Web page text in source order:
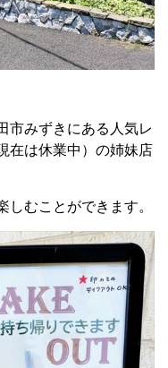
市みずきにある人気レ
在は休業中）の姉妹店
むことができます。